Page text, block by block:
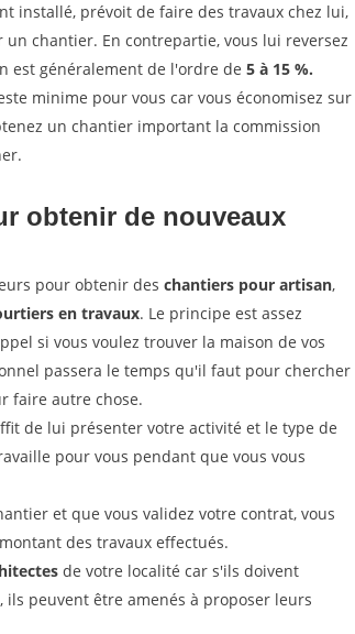
installé, prévoit de faire des travaux chez lui,
chantier. En contrepartie, vous lui reversez
est généralement de l'ordre de 5 à 15 %.
minime pour vous car vous économisez sur
un chantier important la commission
obtenir de nouveaux
pour obtenir des chantiers pour artisan,
en travaux. Le principe est assez
si vous voulez trouver la maison de vos
passera le temps qu'il faut pour chercher
faire autre chose.
de lui présenter votre activité et le type de
pour vous pendant que vous vous
et que vous validez votre contrat, vous
des travaux effectués.
de votre localité car s'ils doivent
peuvent être amenés à proposer leurs